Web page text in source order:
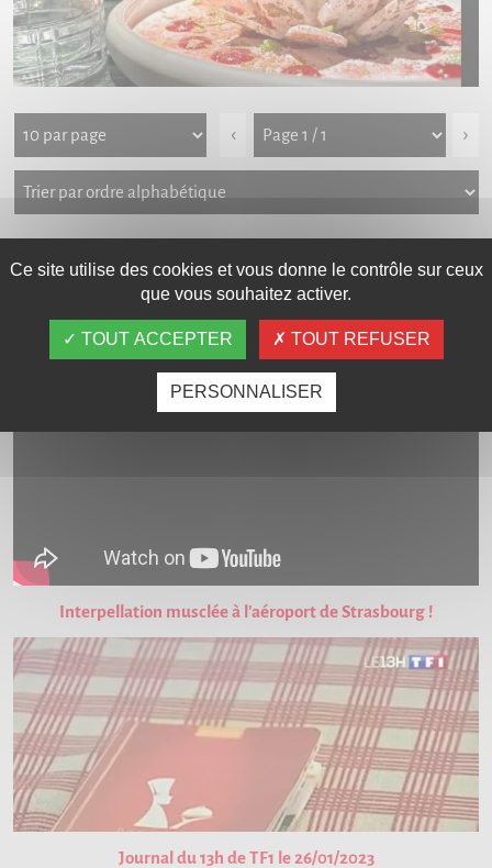
‹ ›
Galerie photos Carte interactive
LES VIDÉOS
Interpellation musclée à l'aéroport de Strasbourg !
Journal du 13h de TF1 le 26/01/2023
Ce site utilise des cookies et vous donne le contrôle sur ceux
que vous souhaitez activer.
TOUT ACCEPTER TOUT REFUSER
PERSONNALISER